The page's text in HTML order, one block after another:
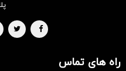
راه های تماس